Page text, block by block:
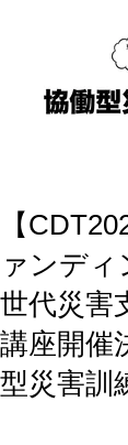
【
ァンディ
世代災害
講座開催
型災害訓